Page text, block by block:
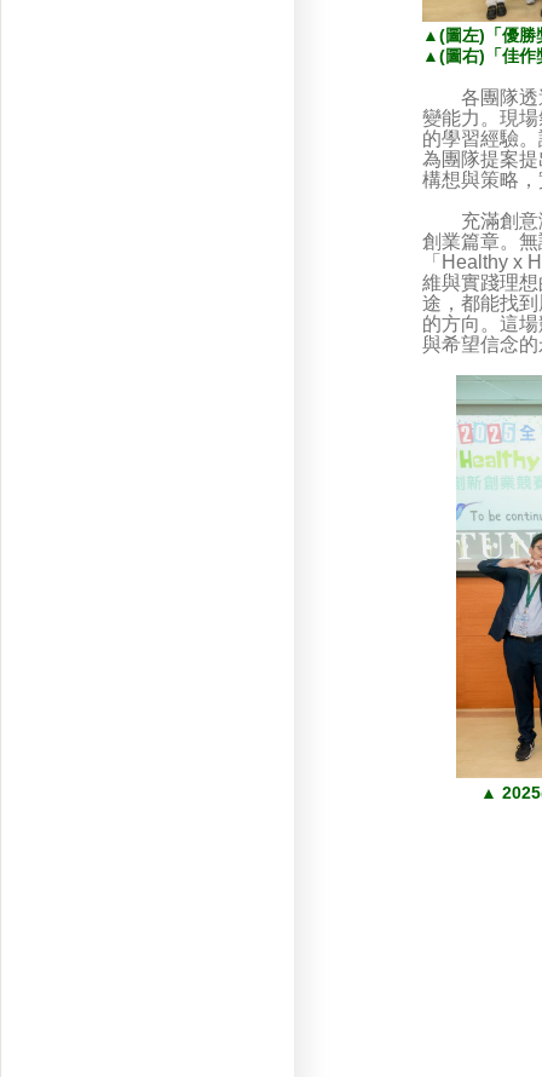
▲(圖左)「優
▲(圖右)「佳
各團隊透過
變能力。現
的學習經驗
為團隊提案
構想與策略
充滿創意激
創業篇章。
「Healthy x
維與實踐理
途，都能找
的方向。這
與希望信念
▲